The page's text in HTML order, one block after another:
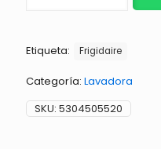
Etiqueta: Frigidaire
Categoría: Lavadora
SKU: 5304505520